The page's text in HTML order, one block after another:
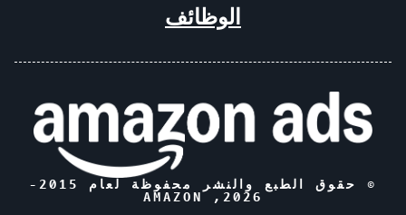
الوظائف
© حقوق الطبع والنشر محفوظة لعام 2015-
2026
, AMAZON